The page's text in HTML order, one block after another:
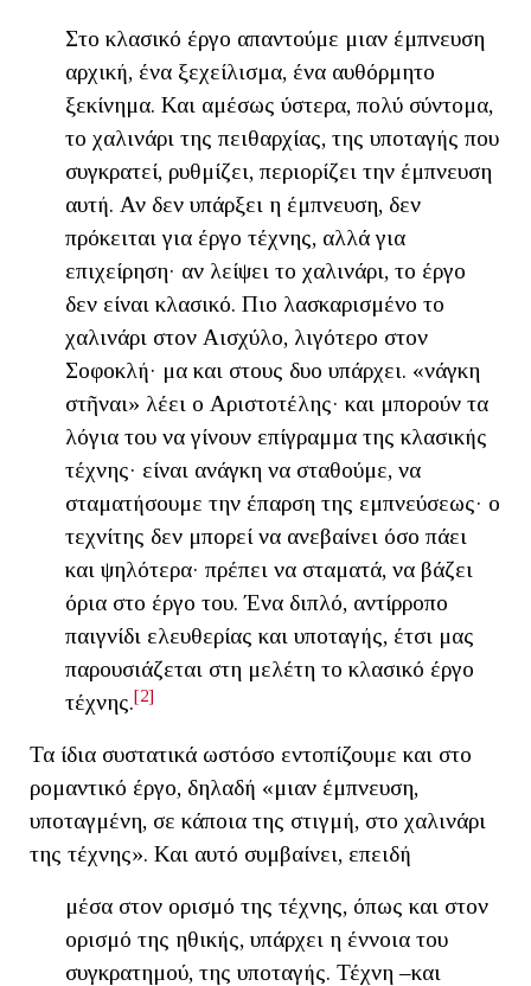
Στο κλασικό έργο απαντούμε μιαν έμπνευση
αρχική, ένα ξεχείλισμα, ένα αυθόρμητο
ξεκίνημα. Και αμέσως ύστερα, πολύ σύντομα,
το χαλινάρι της πειθαρχίας, της υποταγής που
συγκρατεί, ρυθμίζει, περιορίζει την έμπνευση
αυτή. Αν δεν υπάρξει η έμπνευση, δεν
πρόκειται για έργο τέχνης, αλλά για
επιχείρηση· αν λείψει το χαλινάρι, το έργο
δεν είναι κλασικό. Πιο λασκαρισμένο το
χαλινάρι στον Αισχύλο, λιγότερο στον
Σοφοκλή· μα και στους δυο υπάρχει. «Ἀνάγκη
στῆναι» λέει ο Αριστοτέλης· και μπορούν τα
λόγια του να γίνουν επίγραμμα της κλασικής
τέχνης· είναι ανάγκη να σταθούμε, να
σταματήσουμε την έπαρση της εμπνεύσεως· ο
τεχνίτης δεν μπορεί να ανεβαίνει όσο πάει
και ψηλότερα· πρέπει να σταματά, να βάζει
όρια στο έργο του. Ένα διπλό, αντίρροπο
παιγνίδι ελευθερίας και υποταγής, έτσι μας
παρουσιάζεται στη μελέτη το κλασικό έργο
τέχνης.[2]
Τα ίδια συστατικά ωστόσο εντοπίζουμε και στο
ρομαντικό έργο, δηλαδή «μιαν έμπνευση,
υποταγμένη, σε κάποια της στιγμή, στο χαλινάρι
της τέχνης». Και αυτό συμβαίνει, επειδή
μέσα στον ορισμό της τέχνης, όπως και στον
ορισμό της ηθικής, υπάρχει η έννοια του
συγκρατημού, της υποταγής. Τέχνη ‒και